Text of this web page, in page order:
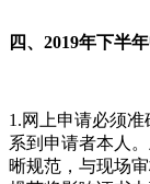
四、 2019年下半
1.网上申请必须
系到申请者本人
晰规范，与现场